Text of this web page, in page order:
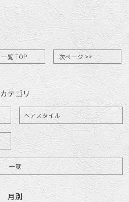
一覧 TOP 次ページ >>
カテゴリ
ヘアスタイル
一覧
月別